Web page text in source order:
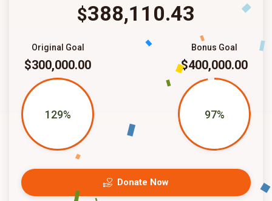
$388,110.43
Bonus Goal
$400,000.00
97%
Original Goal
$300,000.00
129%
Donate Now